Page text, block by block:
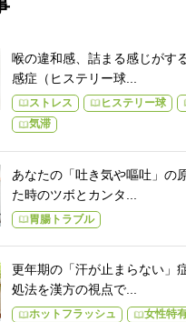
喉の違和感、詰まる感じがす
感症（ヒステリー球...
ストレス ヒステリー球
気滞
あなたの「吐き気や嘔吐」の
た時のツボとカンタ...
胃腸トラブル
更年期の「汗が止まらない」
処法を漢方の視点で...
ホットフラッシュ
女性特